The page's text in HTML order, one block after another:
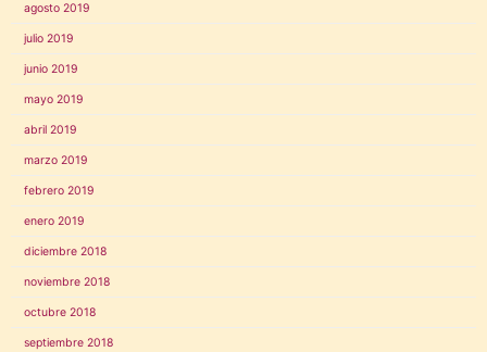
agosto 2019
julio 2019
junio 2019
mayo 2019
abril 2019
marzo 2019
febrero 2019
enero 2019
diciembre 2018
noviembre 2018
octubre 2018
septiembre 2018